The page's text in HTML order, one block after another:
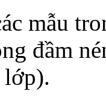
mẫu
đầm
lớp).